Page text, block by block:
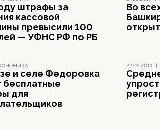
штрафы за
кассовой
превысили 100
— УФНС РФ по РБ
Во
и селе Федоровка
бесплатные
для
22.05.2014 |